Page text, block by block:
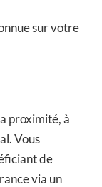
sur votre
proximité, à
Vous
de
via un